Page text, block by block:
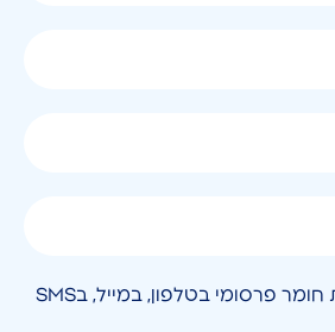
אני מאשר/ת קבלת חומר פרסומי בטלפון, במייל, בSMS